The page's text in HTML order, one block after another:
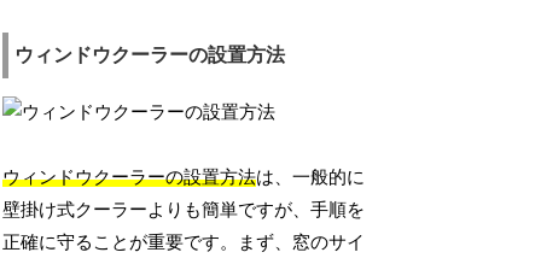
ウィンドウクーラーの設置方法
ウィンドウクーラーの設置方法は、一般的に
壁掛け式クーラーよりも簡単ですが、手順を
正確に守ることが重要です。まず、窓のサイ